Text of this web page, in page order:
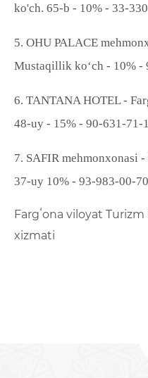
ko'ch. 65-b - 10% - 33-330
5. OHU PALACE
Mustaqillik ko‘ch - 10% -
6. TANTANA HOTEL -
48-uy - 15% - 90-631-71-
7. SAFIR mehmonxonasi -
37-uy 10% - 93-983-00-70
Fargʻona viloyat
xizmati